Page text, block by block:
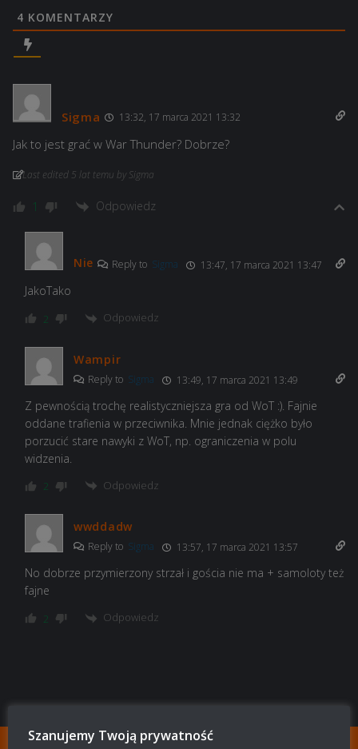
4 KOMENTARZY
Sigma 13:32, 17 marca 2021 13:32
Jak to jest grać w War Thunder? Dobrze?
Last edited 5 lat temu by Sigma
1 Odpowiedz
Nie Reply to Sigma 13:47, 17 marca 2021 13:47
JakoTako
2 Odpowiedz
Wampir
Reply to Sigma 13:49, 17 marca 2021 13:49
Z pewnością trochę realistyczniejsza gra od WoT :). Fajnie
oddane trafienia w przeciwnika. Mnie jednak ciężko było
porzucić stare nawyki z WoT, np. ograniczenia w polu
widzenia.
2 Odpowiedz
wwddadw
Reply to Sigma 13:57, 17 marca 2021 13:57
No dobrze przymierzony strzał i gościa nie ma + samoloty też
fajne
2 Odpowiedz
Szanujemy Twoją prywatność